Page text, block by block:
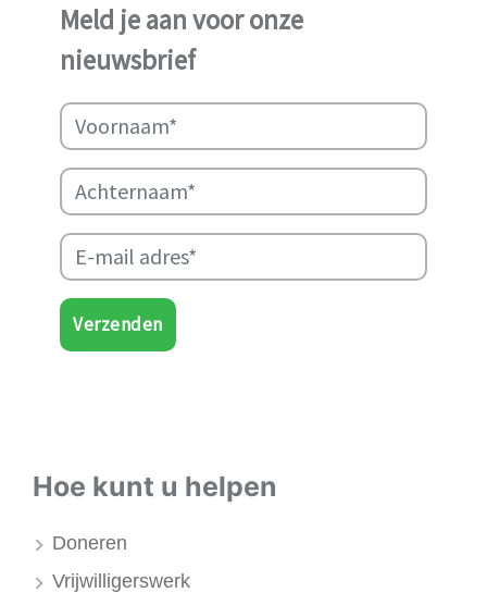
ondersteunen.
Meld je aan voor onze
nieuwsbrief
Verzenden
Hoe kunt u helpen
Doneren
Vrijwilligerswerk